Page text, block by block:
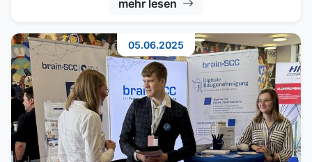
mehr lesen
05.06.2025